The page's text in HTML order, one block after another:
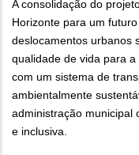
A consolidação do
Horizonte para um
deslocamentos urbanos
qualidade de vida para
com um sistema de
ambientalmente
administração municipal
e inclusiva.